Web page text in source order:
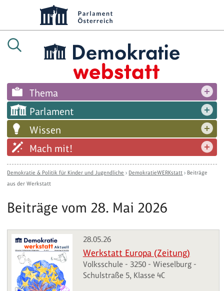
Thema
Parlament
Wissen
Mach mit!
Demokratie & Politik für Kinder und Jugendliche › DemokratieWERKstatt › Beiträge
aus der Werkstatt
Beiträge vom 28. Mai 2026
28.05.26
Werkstatt Europa (Zeitung)
Volksschule - 3250 - Wieselburg -
Schulstraße 5, Klasse 4C